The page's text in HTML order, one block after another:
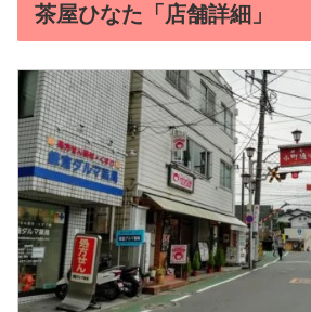
茶屋ひなた「店舗詳細」